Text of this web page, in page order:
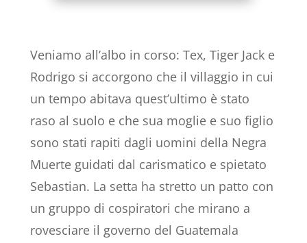
Veniamo all’albo in corso: Tex, Tiger Jack e
Rodrigo si accorgono che il villaggio in cui
un tempo abitava quest’ultimo è stato
raso al suolo e che sua moglie e suo figlio
sono stati rapiti dagli uomini della Negra
Muerte guidati dal carismatico e spietato
Sebastian. La setta ha stretto un patto con
un gruppo di cospiratori che mirano a
rovesciare il governo del Guatemala